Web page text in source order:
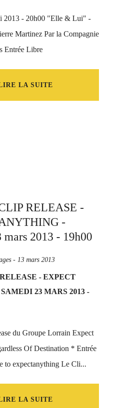
2013 - 20h00 "Elle & Lui" -
Martinez Par la Compagnie
Entrée Libre
LA SUITE
- 13 mars 2013
- EXPECT
23 MARS 2013 -
du Groupe Lorrain Expect
Of Destination * Entrée
to expectanything Le Cli...
LA SUITE